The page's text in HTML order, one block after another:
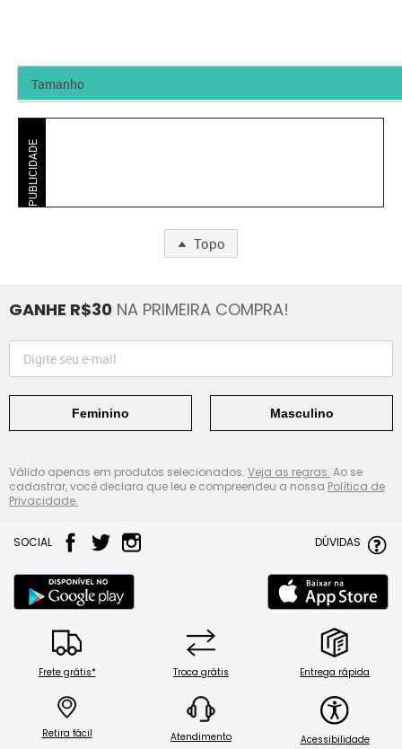
PUBLICIDADE
Topo
GANHE R$30 NA PRIMEIRA COMPRA!
Feminino Masculino
Válido apenas em produtos selecionados. Veja as regras. Ao se
cadastrar, você declara que leu e compreendeu a nossa Política de
Privacidade.
SOCIAL DÚVIDAS
Frete grátis* Troca grátis Entrega rápida
Retira fácil Atendimento Acessibilidade